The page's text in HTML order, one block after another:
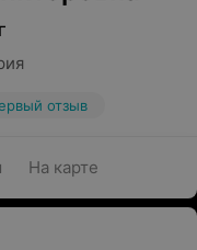
отзыв
На карте